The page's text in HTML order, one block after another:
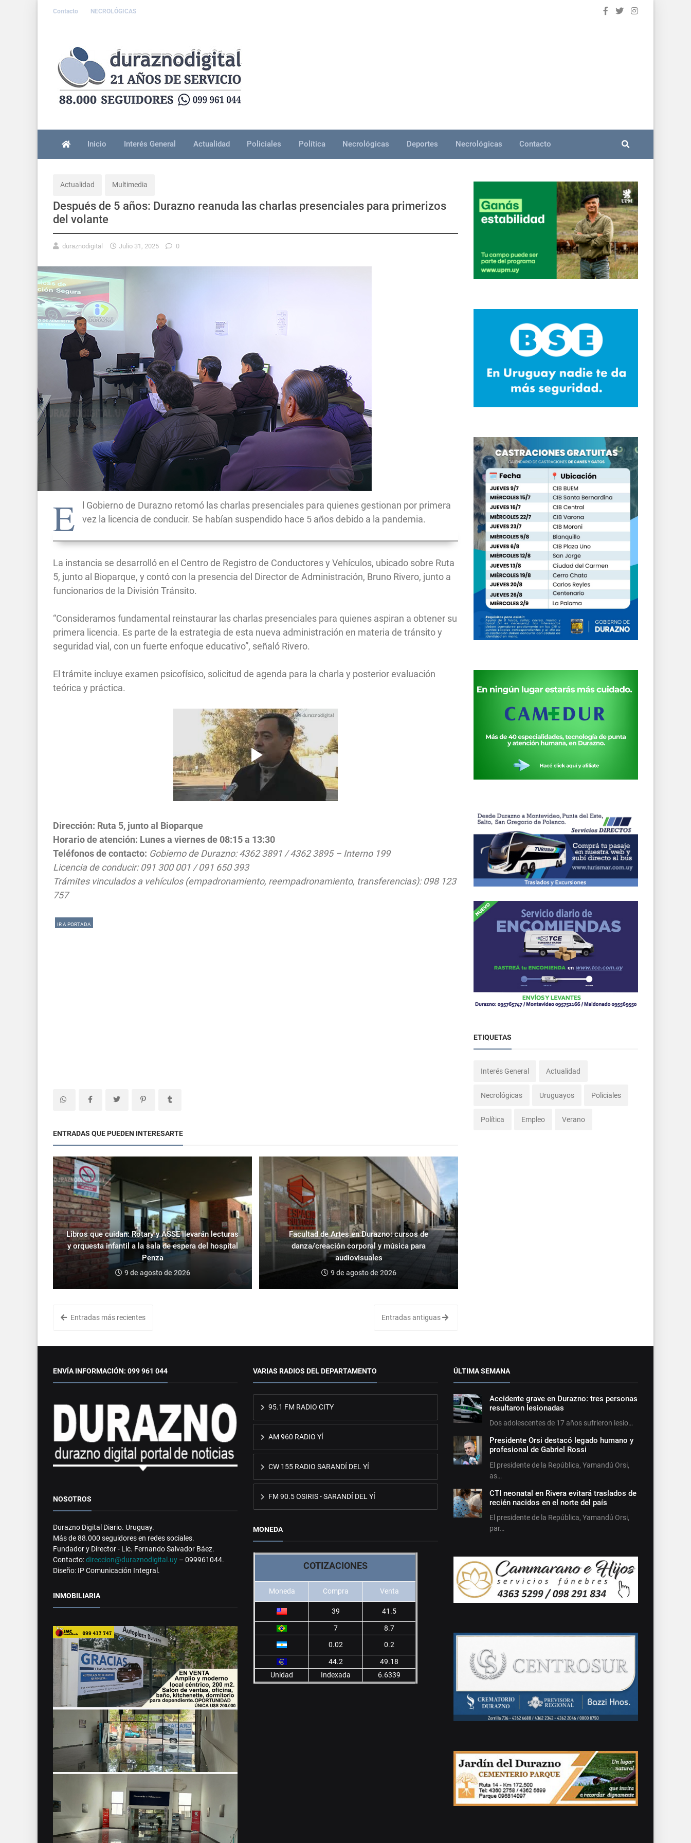
Contacto NECROLÓGICAS
Inicio Interés General Actualidad Policiales Política Necrológicas Deportes Necrológicas Contacto
Actualidad Multimedia
Después de 5 años: Durazno reanuda las charlas presenciales para primerizos
del volante
duraznodigital Julio 31, 2025 0
E
l Gobierno de Durazno retomó las charlas presenciales para quienes gestionan por primera
vez la licencia de conducir. Se habían suspendido hace 5 años debido a la pandemia.
La instancia se desarrolló en el Centro de Registro de Conductores y Vehículos, ubicado sobre Ruta
5, junto al Bioparque, y contó con la presencia del Director de Administración, Bruno Rivero, junto a
funcionarios de la División Tránsito.
“Consideramos fundamental reinstaurar las charlas presenciales para quienes aspiran a obtener su
primera licencia. Es parte de la estrategia de esta nueva administración en materia de tránsito y
seguridad vial, con un fuerte enfoque educativo”, señaló Rivero.
El trámite incluye examen psicofísico, solicitud de agenda para la charla y posterior evaluación
teórica y práctica.
Dirección: Ruta 5, junto al Bioparque
Horario de atención: Lunes a viernes de 08:15 a 13:30
Teléfonos de contacto: Gobierno de Durazno: 4362 3891 / 4362 3895 – Interno 199
Licencia de conducir: 091 300 001 / 091 650 393
Trámites vinculados a vehículos (empadronamiento, reempadronamiento, transferencias): 098 123
757
IR A PORTADA
ENTRADAS QUE PUEDEN INTERESARTE
Libros que cuidan: Rotary y ASSE llevarán lecturas
y orquesta infantil a la sala de espera del hospital
Penza
9 de agosto de 2026
Facultad de Artes en Durazno: cursos de
danza/creación corporal y música para
audiovisuales
9 de agosto de 2026
Entradas más recientes Entradas antiguas
ETIQUETAS
Interés General Actualidad
Necrológicas Uruguayos Policiales
Política Empleo Verano
ENVÍA INFORMACIÓN: 099 961 044
NOSOTROS
Durazno Digital Diario. Uruguay.
Más de 88.000 seguidores en redes sociales.
Fundador y Director - Lic. Fernando Salvador Báez.
Contacto:direccion@duraznodigital.uy – 099961044.
Diseño: IP Comunicación Integral.
INMOBILIARIA
VARIAS RADIOS DEL DEPARTAMENTO
95.1 FM RADIO CITY
AM 960 RADIO YÍ
CW 155 RADIO SARANDÍ DEL YÍ
FM 90.5 OSIRIS - SARANDÍ DEL YÍ
MONEDA
COTIZACIONES
Moneda Compra Venta
39 41.5
7
8.7
0.02
0.2
44.2
49.18
Unidad
Indexada 6.6339
ÚLTIMA SEMANA
Accidente grave en Durazno: tres personas
resultaron lesionadas
Dos adolescentes de 17 años sufrieron lesio…
Presidente Orsi destacó legado humano y
profesional de Gabriel Rossi
El presidente de la República, Yamandú Orsi,
as…
CTI neonatal en Rivera evitará traslados de
recién nacidos en el norte del país
El presidente de la República, Yamandú Orsi,
par…